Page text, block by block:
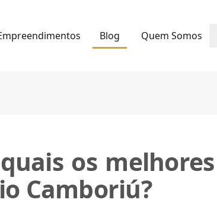
Blog Quem Somos
os
Camboriú?